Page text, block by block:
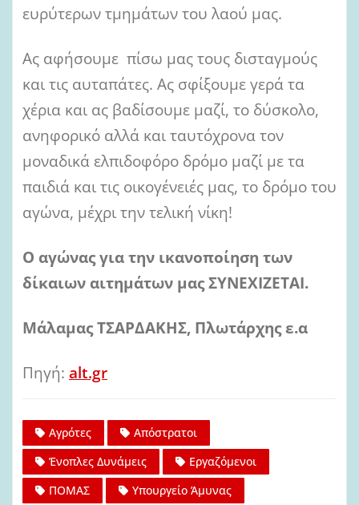
ευρύτερων τμημάτων του λαού μας.
Ας αφήσουμε πίσω μας τους δισταγμούς
και τις αυταπάτες. Ας σφίξουμε γερά τα
χέρια και ας βαδίσουμε μαζί, το δύσκολο,
ανηφορικό αλλά και ταυτόχρονα τον
μοναδικά ελπιδοφόρο δρόμο μαζί με τα
παιδιά και τις οικογένειές μας, το δρόμο του
αγώνα, μέχρι την τελική νίκη!
Ο αγώνας για την ικανοποίηση των
δίκαιων αιτημάτων μας ΣΥΝΕΧΙΖΕΤΑΙ.
Μάλαμας ΤΣΑΡΔΑΚΗΣ, Πλωτάρχης ε.α
Πηγή: alt.gr
Αγρότες
Απόστρατοι
Ένοπλες Δυνάμεις
Εργαζόμενοι
ΠΟΜΑΣ
Υπουργείο Άμυνας